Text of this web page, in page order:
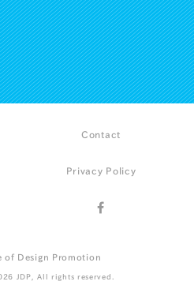
Contact
Privacy Policy
of Design Promotion
JDP, All rights reserved.